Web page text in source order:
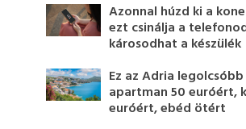
Azonnal húzd ki a
ezt csinálja a
károsodhat a készülék
Ez az Adria
apartman 50 euróért,
euróért, ebéd ötért